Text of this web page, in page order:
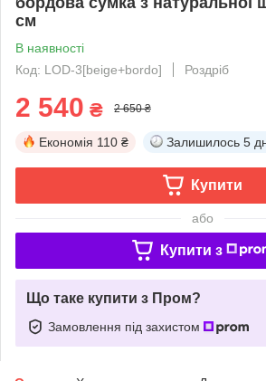
см
В наявності
Код: LOD-3[beige+bordo]
Роздріб
2 540 ₴ 2 650 ₴
Економія 110 ₴ Залишилось 5
Купити
або
Купити з
Що таке купити з Пром?
Замовлення під захистом